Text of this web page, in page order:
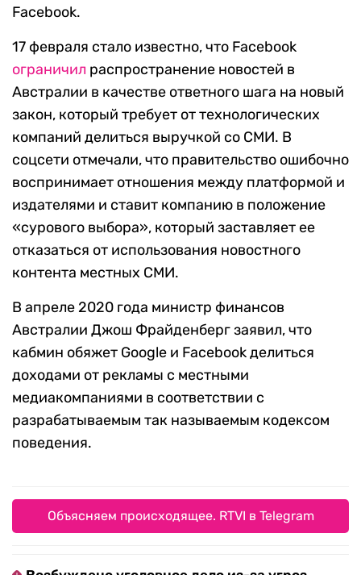
Facebook.
17 февраля стало известно, что Facebook
ограничил распространение новостей в
Австралии в качестве ответного шага на новый
закон, который требует от технологических
компаний делиться выручкой со СМИ. В
соцсети отмечали, что правительство ошибочно
воспринимает отношения между платформой и
издателями и ставит компанию в положение
«сурового выбора», который заставляет ее
отказаться от использования новостного
контента местных СМИ.
В апреле 2020 года министр финансов
Австралии Джош Фрайденберг заявил, что
кабмин обяжет Google и Facebook делиться
доходами от рекламы с местными
медиакомпаниями в соответствии с
разрабатываемым так называемым кодексом
поведения.
Объясняем происходящее. RTVI в Telegram